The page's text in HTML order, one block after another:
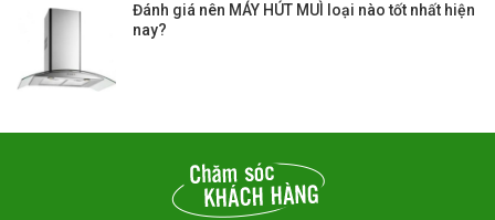
Đánh giá nên MÁY HÚT MUÌ loại nào tốt nhất hiện
nay?